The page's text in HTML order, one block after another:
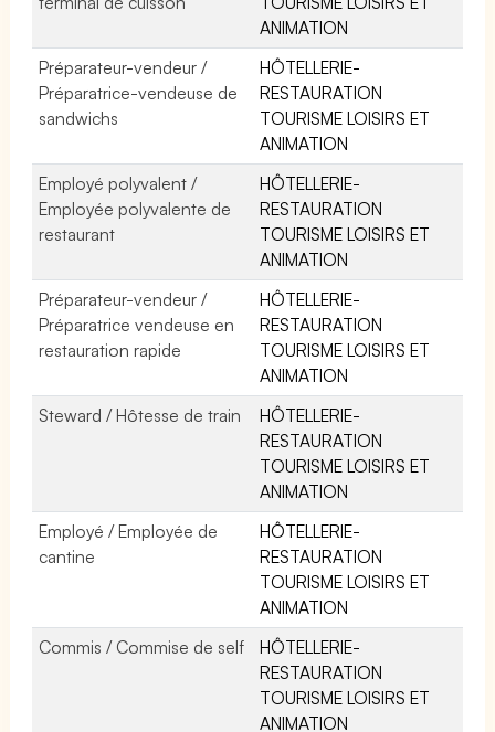
ANIMATION
Préparateur-vendeur /
Préparatrice-vendeuse de
sandwichs
HÔTELLERIE-
RESTAURATION
TOURISME LOISIRS ET
ANIMATION
Employé polyvalent /
Employée polyvalente de
restaurant
HÔTELLERIE-
RESTAURATION
TOURISME LOISIRS ET
ANIMATION
Préparateur-vendeur /
Préparatrice vendeuse en
restauration rapide
HÔTELLERIE-
RESTAURATION
TOURISME LOISIRS ET
ANIMATION
Steward / Hôtesse de train
HÔTELLERIE-
RESTAURATION
TOURISME LOISIRS ET
ANIMATION
Employé / Employée de
cantine
HÔTELLERIE-
RESTAURATION
TOURISME LOISIRS ET
ANIMATION
Commis / Commise de self
HÔTELLERIE-
RESTAURATION
TOURISME LOISIRS ET
ANIMATION